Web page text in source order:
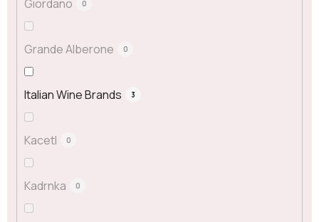
Giordano 0
Grande Alberone 0
Italian Wine Brands 3
Kacetl 0
Kadrnka 0